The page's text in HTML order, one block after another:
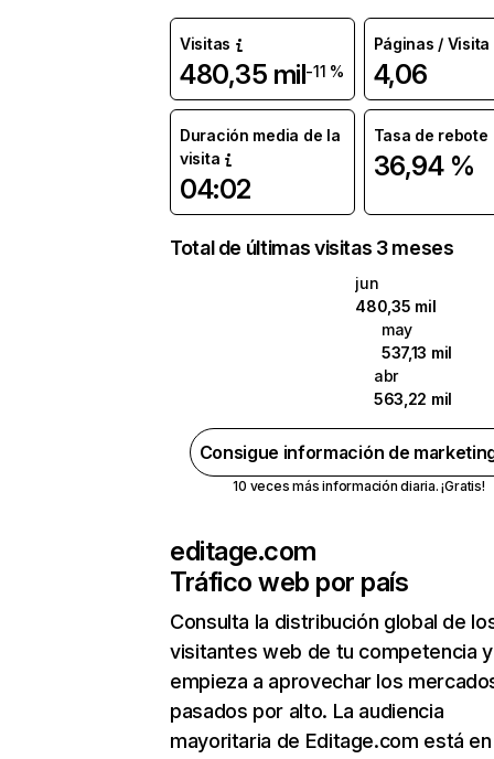
Visitas
480,35 mil-11 %
Páginas / Visita
4,06
Duración media de la
visita
04:02
Tasa de rebote
36,94 %
Total de últimas visitas 3 meses
jun
480,35 mil
may
537,13 mil
abr
563,22 mil
Consigue información de
10 veces más información diaria. ¡Gratis!
editage.com
Tráfico web por país
Consulta la distribución global de
visitantes web de tu competencia y
empieza a aprovechar los
pasados por alto. La audiencia
mayoritaria de Editage.com está en